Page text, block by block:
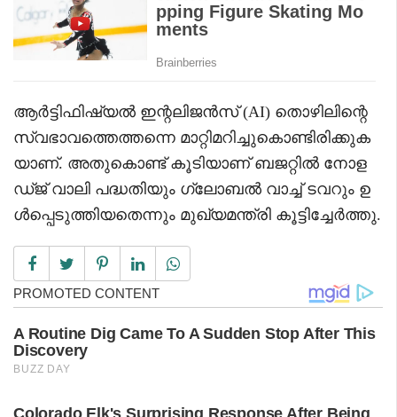
ആര്‍ട്ടിഫിഷ്യല്‍ ഇന്റലിജന്‍സ് (AI) തൊഴിലിന്റെ
സ്വഭാവത്തെത്തന്നെ മാറ്റിമറിച്ചുകൊണ്ടിരിക്കുക
യാണ്. അതുകൊണ്ട് കൂടിയാണ് ബജറ്റില്‍ നോള
ഡ്ജ് വാലി പദ്ധതിയും ഗ്ലോബല്‍ വാച്ച് ടവറും ഉ
ള്‍പ്പെടുത്തിയതെന്നും മുഖ്യമന്ത്രി കൂട്ടിച്ചേര്‍ത്തു.